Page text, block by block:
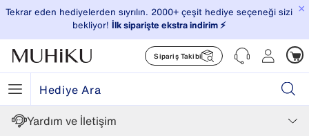
×
Tekrar eden hediyelerden sıyrılın. 2000+ çeşit hediye seçeneği sizi
bekliyor! İlk siparişte ekstra indirim ⚡️
Sipariş Takibi
Yardım ve İletişim